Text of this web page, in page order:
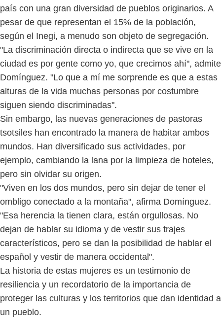
país con una gran diversidad de pueblos originarios. A
pesar de que representan el 15% de la población,
según el Inegi, a menudo son objeto de segregación.
"La discriminación directa o indirecta que se vive en la
ciudad es por gente como yo, que crecimos ahí", admite
Domínguez. "Lo que a mí me sorprende es que a estas
alturas de la vida muchas personas por costumbre
siguen siendo discriminadas".
Sin embargo, las nuevas generaciones de pastoras
tsotsiles han encontrado la manera de habitar ambos
mundos. Han diversificado sus actividades, por
ejemplo, cambiando la lana por la limpieza de hoteles,
pero sin olvidar su origen.
"Viven en los dos mundos, pero sin dejar de tener el
ombligo conectado a la montaña", afirma Domínguez.
"Esa herencia la tienen clara, están orgullosas. No
dejan de hablar su idioma y de vestir sus trajes
característicos, pero se dan la posibilidad de hablar el
español y vestir de manera occidental".
La historia de estas mujeres es un testimonio de
resiliencia y un recordatorio de la importancia de
proteger las culturas y los territorios que dan identidad a
un pueblo.